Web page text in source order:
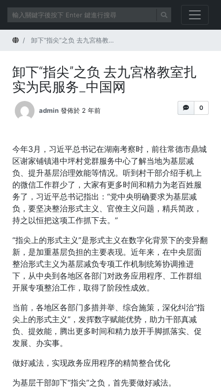
首頁 卸下“指尖”之负 去九宮格教室扎实为民服务_中国网
卸下“指尖”之负 去九宮格教室扎
实为民服务_中国网
0
admin 發佈於 2 年前
今年3月，习近平总书记在湖南考察时，前往常德市鼎城
区谢家铺镇港中坪村党群服务中心了解当地为基层减
负、提升基层治理效能等情况。听到村干部介绍手机上
的微信工作群少了，大家有更多时间和精力为老百姓服
务了，习近平总书记指出：“党中央明确要求为基层减
负，要坚决整治形式主义、官僚主义问题，精兵简政，
持之以恒把这项工作抓下去。”
“指尖上的形式主义”是形式主义在数字化背景下的变异翻
新，是加重基层负担的主要表现。近年来，在中央层面
整治形式主义为基层减负专项工作机制统筹协调推进
下，从中央到各地区各部门对政务应用程序、工作群组
开展专项整治工作，取得了阶段性成效。
当前，各地区各部门多措并举、综合施策，深化纠治“指
尖上的形式主义”，发挥数字赋能优势，助力干部真减
负、提效能，腾出更多时间和精力放开手脚抓落实、促
发展、办实事。
做好减法，实现政务应用程序的精简整合优化
为基层干部卸下“指尖”之负，首先要做好减法。